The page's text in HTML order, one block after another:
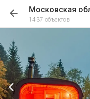
Московская
1437 объектов